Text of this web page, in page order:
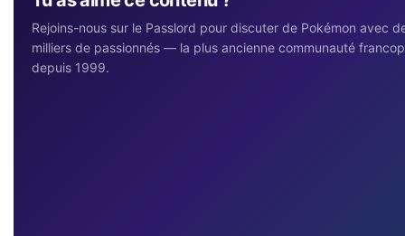
Rejoins-nous sur le Passlord pour discuter de Pokémon avec
milliers de passionnés — la plus ancienne communauté
depuis 1999.